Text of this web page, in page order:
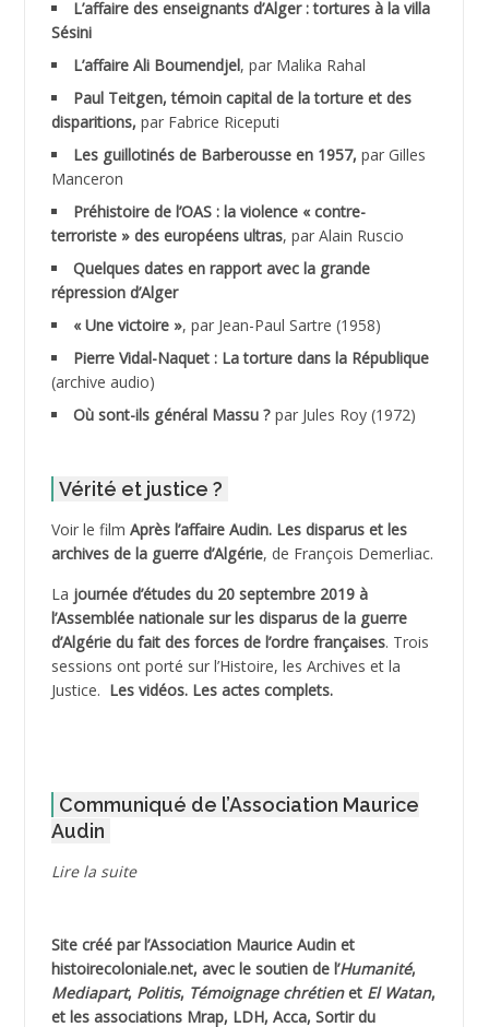
ADALENE Tahar
ADALMI
ADANE Ramdane *
ADDAD
ADDALA Boualem*
ADDANE
ADDECHE Rachid
ADELIOUAT Vve AIT SAADA
ADJANI Khaled
ADJAOUT
ADNI Mohamed Akli
ADOUL Arab *
AGOULMINE
AHLOUCHE Mabrouk *
AIBLIED Ahmed
L’affaire des enseignants d’Alger : tortures à la villa
Sésini
L’affaire Ali Boumendjel, par Malika Rahal
Paul Teitgen, témoin capital de la torture et des
disparitions, par Fabrice Riceputi
Les guillotinés de Barberousse en 1957, par Gilles
Manceron
Préhistoire de l’OAS : la violence « contre-
terroriste » des européens ultras, par Alain Ruscio
Quelques dates en rapport avec la grande
répression d’Alger
« Une victoire », par Jean-Paul Sartre (1958)
Pierre Vidal-Naquet : La torture dans la République
(archive audio)
Où sont-ils général Massu ? par Jules Roy (1972)
Vérité et justice ?
Voir le film Après l’affaire Audin. Les disparus et les
archives de la guerre d’Algérie, de François Demerliac.
La journée d’études du 20 septembre 2019 à
l’Assemblée nationale sur les disparus de la guerre
d’Algérie du fait des forces de l’ordre françaises. Trois
sessions ont porté sur l’Histoire, les Archives et la
Justice. Les vidéos. Les actes complets.
Communiqué de l’Association Maurice
Audin
Lire la suite
Site créé par l’Association Maurice Audinet
histoirecoloniale.net, avec le soutien de l’Humanité,
Mediapart, Politis, Témoignage chrétienet El Watan,
et les associations Mrap, LDH, Acca, Sortir du